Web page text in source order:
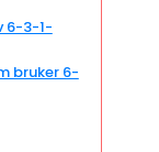
6-3-1-
bruker 6-